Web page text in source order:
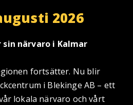
2026
närvaro i Kalmar
fortsätter. Nu blir
i Blekinge AB – ett
lokala närvaro och vårt